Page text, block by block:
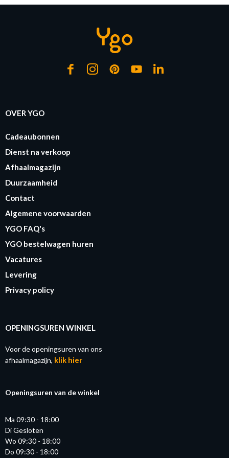
OVER YGO
Cadeaubonnen
Dienst na verkoop
Afhaalmagazijn
Duurzaamheid
Contact
Algemene voorwaarden
YGO FAQ's
YGO bestelwagen huren
Vacatures
Levering
Privacy policy
OPENINGSUREN WINKEL
Voor de openingsuren van ons
afhaalmagazijn, klik hier
Openingsuren van de winkel
Ma 09:30 - 18:00
Di Gesloten
Wo 09:30 - 18:00
Do 09:30 - 18:00